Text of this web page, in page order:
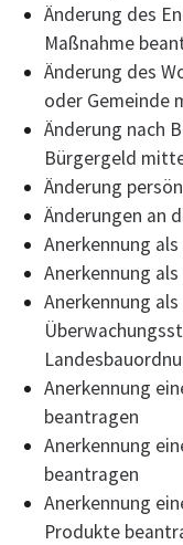
Änderung des
Maßnahme
Änderung des
oder Gemeinde
Änderung nach
Bürgergeld
Änderung
Änderungen an
Anerkennung
Anerkennung
Anerkennung
Anerkennung
beantragen
Anerkennung
beantragen
Anerkennung
Produkte